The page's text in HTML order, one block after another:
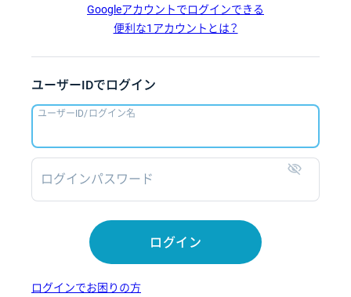
Googleアカウントでログインできる
便利な1アカウントとは？
ユーザーIDでログイン
ユーザーID/ログイン名
ログインパスワード
ログイン
ログインでお困りの方